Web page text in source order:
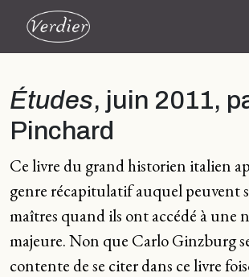
Études, juin 2011,
Pinchard
Ce livre du grand historien italien
genre récapitulatif auquel peuvent
maîtres quand ils ont accédé à une
majeure. Non que Carlo Ginzburg
contente de se citer dans ce livre